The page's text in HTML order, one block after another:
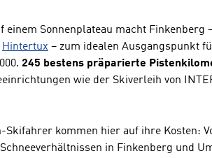
einem Sonnenplateau macht Finkenberg
Hintertux – zum idealen Ausgangspunkt
245 bestens präparierte
wie der Skiverleih von
Skifahrer kommen hier auf ihre Kosten:
in Finkenberg und